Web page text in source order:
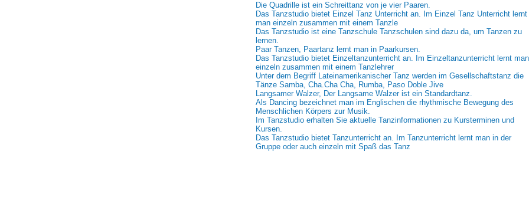
Die Quadrille ist ein Schreittanz von je vier Paaren.
Das Tanzstudio bietet Einzel Tanz Unterricht an. Im Einzel Tanz Unterricht lernt
man einzeln zusammen mit einem Tanzle
Das Tanzstudio ist eine Tanzschule Tanzschulen sind dazu da, um Tanzen zu
lernen.
Paar Tanzen, Paartanz lernt man in Paarkursen.
Das Tanzstudio bietet Einzeltanzunterricht an. Im Einzeltanzunterricht lernt man
einzeln zusammen mit einem Tanzlehrer
Unter dem Begriff Lateinamerikanischer Tanz werden im Gesellschaftstanz die
Tänze Samba, Cha.Cha Cha, Rumba, Paso Doble Jive
Langsamer Walzer, Der Langsame Walzer ist ein Standardtanz.
Als Dancing bezeichnet man im Englischen die rhythmische Bewegung des
Menschlichen Körpers zur Musik.
Im Tanzstudio erhalten Sie aktuelle Tanzinformationen zu Kursterminen und
Kursen.
Das Tanzstudio bietet Tanzunterricht an. Im Tanzunterricht lernt man in der
Gruppe oder auch einzeln mit Spaß das Tanz